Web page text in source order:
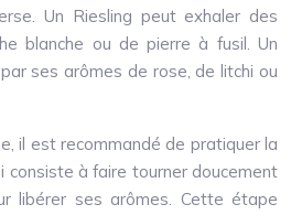
Un Riesling peut exhaler des
blanche ou de pierre à fusil. Un
ses arômes de rose, de litchi ou
il est recommandé de pratiquer la
consiste à faire tourner doucement
libérer ses arômes. Cette étape